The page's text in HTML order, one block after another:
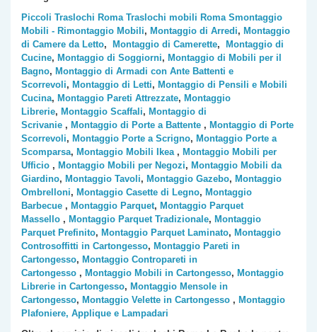
Piccoli Traslochi Roma Traslochi mobili Roma Smontaggio
Mobili - Rimontaggio Mobili, Montaggio di Arredi, Montaggio
di Camere da Letto, Montaggio di Camerette,
Montaggio di
Cucine, Montaggio di Soggiorni, Montaggio di Mobili per il
Bagno, Montaggio di Armadi con Ante Battenti e
Scorrevoli, Montaggio di Letti, Montaggio di Pensili e Mobili
Cucina, Montaggio Pareti Attrezzate, Montaggio
Librerie, Montaggio Scaffali, Montaggio di
Scrivanie , Montaggio di Porte a Battente , Montaggio di Porte
Scorrevoli, Montaggio Porte a Scrigno, Montaggio Porte a
Scomparsa, Montaggio Mobili Ikea, Montaggio Mobili per
Ufficio , Montaggio Mobili per Negozi, Montaggio Mobili da
Giardino, Montaggio Tavoli, Montaggio Gazebo, Montaggio
Ombrelloni, Montaggio Casette di Legno, Montaggio
Barbecue , Montaggio Parquet, Montaggio Parquet
Massello , Montaggio Parquet Tradizionale, Montaggio
Parquet Prefinito, Montaggio Parquet Laminato, Montaggio
Controsoffitti in Cartongesso, Montaggio Pareti in
Cartongesso, Montaggio Contropareti in
Cartongesso , Montaggio Mobili in Cartongesso, Montaggio
Librerie in Cartongesso, Montaggio Mensole in
Cartongesso, Montaggio Velette in Cartongesso , Montaggio
Plafoniere, Applique e Lampadari